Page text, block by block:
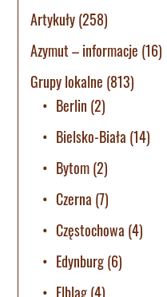
Artykuły(258)
Azymut – informacje (16)
Grupy lokalne (813)
Berlin (2)
Bielsko-Biała (14)
Bytom(2)
Czerna (7)
Częstochowa (4)
Edynburg(6)
Elbląg(4)